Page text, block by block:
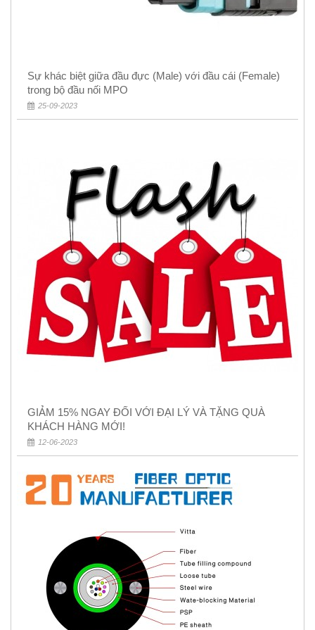
Sự khác biệt giữa đầu đực (Male) với đầu cái (Female)
trong bộ đầu nối MPO
25-09-2023
GIẢM 15% NGAY ĐỐI VỚI ĐẠI LÝ VÀ TẶNG QUÀ
KHÁCH HÀNG MỚI!
12-06-2023